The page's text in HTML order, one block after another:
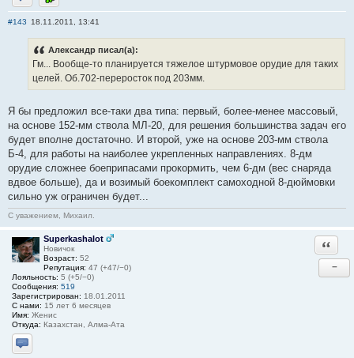
Отправить личное сообщение
ICQ
#143 18.11.2011, 13:41
Александр писал(а):
Гм... Вообще-то планируется тяжелое штурмовое орудие для таких
целей. Об.702-переросток под 203мм.
Я бы предложил все-таки два типа: первый, более-менее массовый,
на основе 152-мм ствола МЛ-20, для решения большинства задач его
будет вполне достаточно. И второй, уже на основе 203-мм ствола
Б-4, для работы на наиболее укрепленных направлениях. 8-дм
орудие сложнее боеприпасами прокормить, чем 6-дм (вес снаряда
вдвое больше), да и возимый боекомплект самоходной 8-дюймовки
сильно уж ограничен будет...
С уважением, Михаил.
Superkashalot
Новичок
Возраст: 52
Репутация: 47 (+47/−0)
Лояльность: 5 (+5/−0)
Сообщения: 519
Зарегистрирован: 18.01.2011
С нами: 15 лет 6 месяцев
Имя: Женис
Откуда: Казахстан, Алма-Ата
Отправить личное сообщение
−